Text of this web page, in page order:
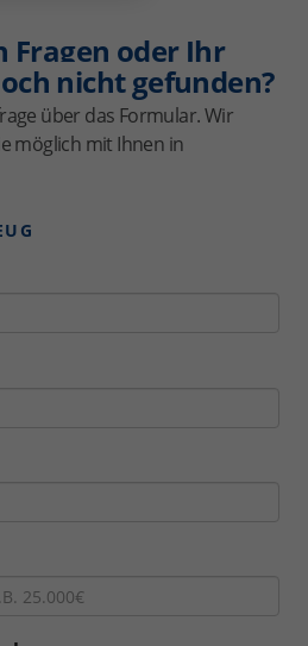
Fragen oder Ihr
nicht gefunden?
über das Formular. Wir
möglich mit Ihnen in